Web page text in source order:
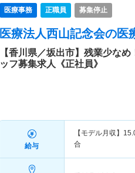
医療事務 正職員 募集停止
医療法人西山記念会の医
【香川県／坂出市】残業少な
ッフ募集求人《正社員》
給与
【モデル月収】
合